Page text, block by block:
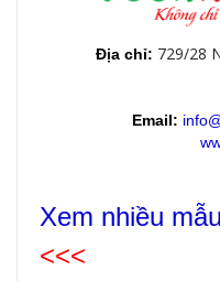
Địa chỉ: 729/28
Email:
Xem nhiều
<<<